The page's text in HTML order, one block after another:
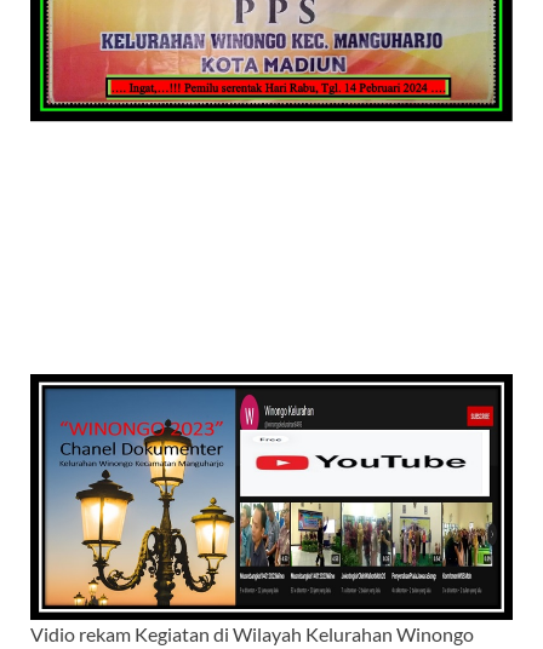
Vidio rekam Kegiatan di Wilayah Kelurahan Winongo